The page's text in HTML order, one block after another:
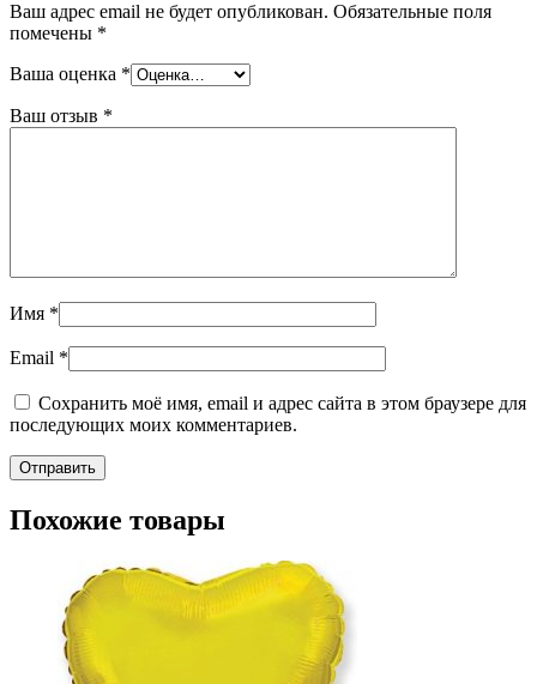
Ваш адрес email не будет опубликован. Обязательные поля
помечены *
Ваша оценка *
Ваш отзыв *
Имя *
Email *
Сохранить моё имя, email и адрес сайта в этом браузере для
последующих моих комментариев.
Похожие товары